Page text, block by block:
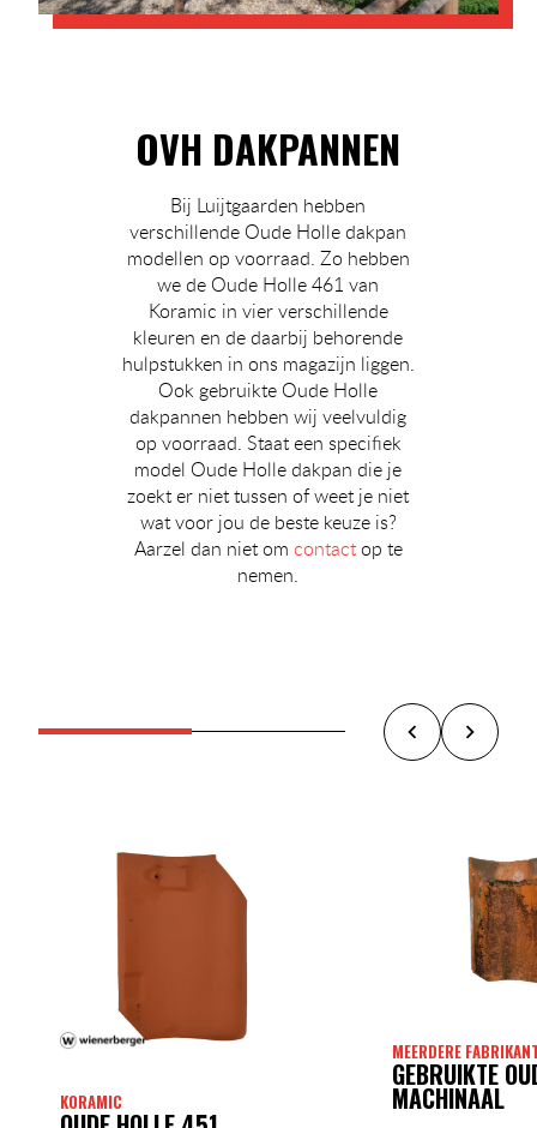
OVH DAKPANNEN
Bij Luijtgaarden hebben
verschillende Oude Holle dakpan
modellen op voorraad. Zo hebben
we de Oude Holle 461 van
Koramic in vier verschillende
kleuren en de daarbij behorende
hulpstukken in ons magazijn liggen.
Ook gebruikte Oude Holle
dakpannen hebben wij veelvuldig
op voorraad. Staat een specifiek
model Oude Holle dakpan die je
zoekt er niet tussen of weet je niet
wat voor jou de beste keuze is?
Aarzel dan niet om contactop te
nemen.
KORAMIC
MEERDERE
GEBRUIKTE
MACHINAAL